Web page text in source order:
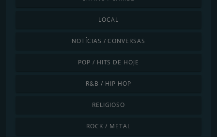
LOCAL
NOTÍCIAS / CONVERSAS
POP / HITS DE HOJE
R&B / HIP HOP
RELIGIOSO
ROCK / METAL